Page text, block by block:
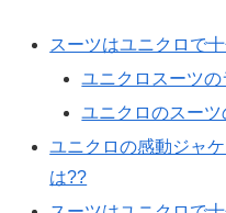
スーツはユニクロで
ユニクロスーツ
ユニクロのスー
ユニクロの感動ジャ
は??